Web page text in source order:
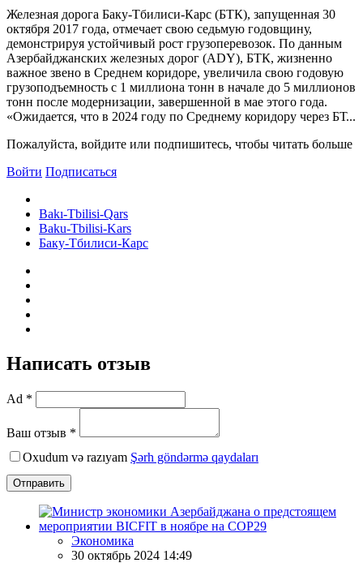
Железная дорога Баку-Тбилиси-Карс (БТК), запущенная 30
октября 2017 года, отмечает свою седьмую годовщину,
демонстрируя устойчивый рост грузоперевозок. По данным
Азербайджанских железных дорог (ADY), БТК, жизненно
важное звено в Среднем коридоре, увеличила свою годовую
грузоподъемность с 1 миллиона тонн в начале до 5 миллионов
тонн после модернизации, завершенной в мае этого года.
«Ожидается, что в 2024 году по Среднему коридору через БТ...
Пожалуйста, войдите или подпишитесь, чтобы читать больше
Войти Подписаться
Bakı-Tbilisi-Qars
Baku-Tbilisi-Kars
Баку-Тбилиси-Карс
Написать отзыв
Ad *
Ваш отзыв *
Oxudum və razıyam Şərh göndərmə qaydaları
Отправить
Экономика
30 октябрь 2024 14:49